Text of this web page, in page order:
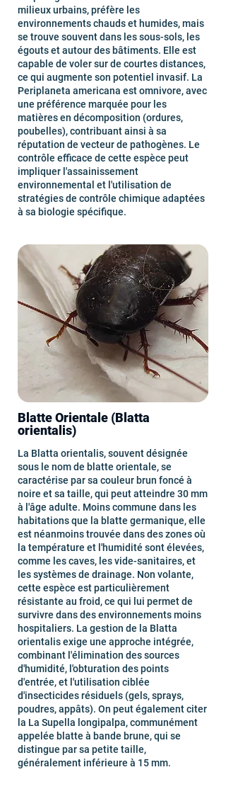
milieux urbains, préfère les
environnements chauds et humides, mais
se trouve souvent dans les sous-sols, les
égouts et autour des bâtiments. Elle est
capable de voler sur de courtes distances,
ce qui augmente son potentiel invasif. La
Periplaneta americana est omnivore, avec
une préférence marquée pour les
matières en décomposition (ordures,
poubelles), contribuant ainsi à sa
réputation de vecteur de pathogènes. Le
contrôle efficace de cette espèce peut
impliquer l'assainissement
environnemental et l'utilisation de
stratégies de contrôle chimique adaptées
à sa biologie spécifique.
Blatte Orientale (Blatta
orientalis)
La Blatta orientalis, souvent désignée
sous le nom de blatte orientale, se
caractérise par sa couleur brun foncé à
noire et sa taille, qui peut atteindre 30 mm
à l'âge adulte. Moins commune dans les
habitations que la blatte germanique, elle
est néanmoins trouvée dans des zones où
la température et l'humidité sont élevées,
comme les caves, les vide-sanitaires, et
les systèmes de drainage. Non volante,
cette espèce est particulièrement
résistante au froid, ce qui lui permet de
survivre dans des environnements moins
hospitaliers. La gestion de la Blatta
orientalis exige une approche intégrée,
combinant l'élimination des sources
d'humidité, l'obturation des points
d'entrée, et l'utilisation ciblée
d'insecticides résiduels (gels, sprays,
poudres, appâts). On peut également citer
la La Supella longipalpa, communément
appelée blatte à bande brune, qui se
distingue par sa petite taille,
généralement inférieure à 15 mm.